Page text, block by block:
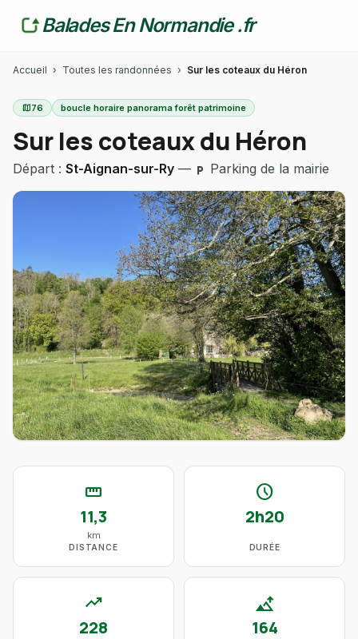
Balades En Normandie .fr
Accueil › Toutes les randonnées › Sur les coteaux du Héron
map76 boucle horaire panorama forêt patrimoine
Sur les coteaux du Héron
Départ : St-Aignan-sur-Ry — local_parking Parking de la mairie
straighten
11,3
km
DISTANCE
schedule
2h20
DURÉE
trending_up
228
altitude
164